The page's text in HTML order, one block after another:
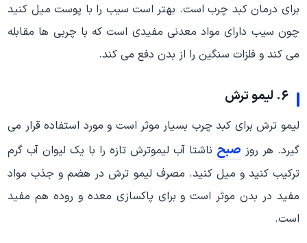
برای درمان کبد چرب است. بهتر است سیب را با پوست میل کنید
چون سیب دارای مواد معدنی مفیدی است که با چربی ها مقابله
می کند و فلزات سنگین را از بدن دفع می کند.
6. لیمو ترش
لیمو ترش برای کبد چرب بسیار موثر است و مورد استفاده قرار می
گیرد. هر روز صبح ناشتا آب لیموترش تازه را با یک لیوان آب گرم
ترکیب کنید و میل کنید. مصرف لیمو ترش در هضم و جذب مواد
مفید در بدن موثر است و برای پاکسازی معده و روده هم مفید
است.